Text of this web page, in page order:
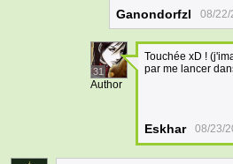
Ganondorfzl 08/22/
31
Author
Touchée xD !
par me lancer
Eskhar 08/23/